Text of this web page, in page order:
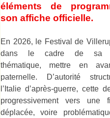
éléments de
son affiche officielle.
En 2026, le Festival de
dans le cadre de sa
thématique, mettre en
paternelle. D’autorité
l’Italie d’après-guerre, cette
progressivement vers une
déplacée, voire